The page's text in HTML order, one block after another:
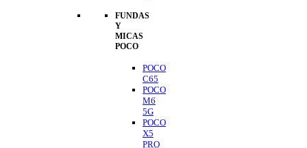
FUNDAS
Y
MICAS
POCO
POCO
C65
POCO
M6
5G
POCO
X5
PRO